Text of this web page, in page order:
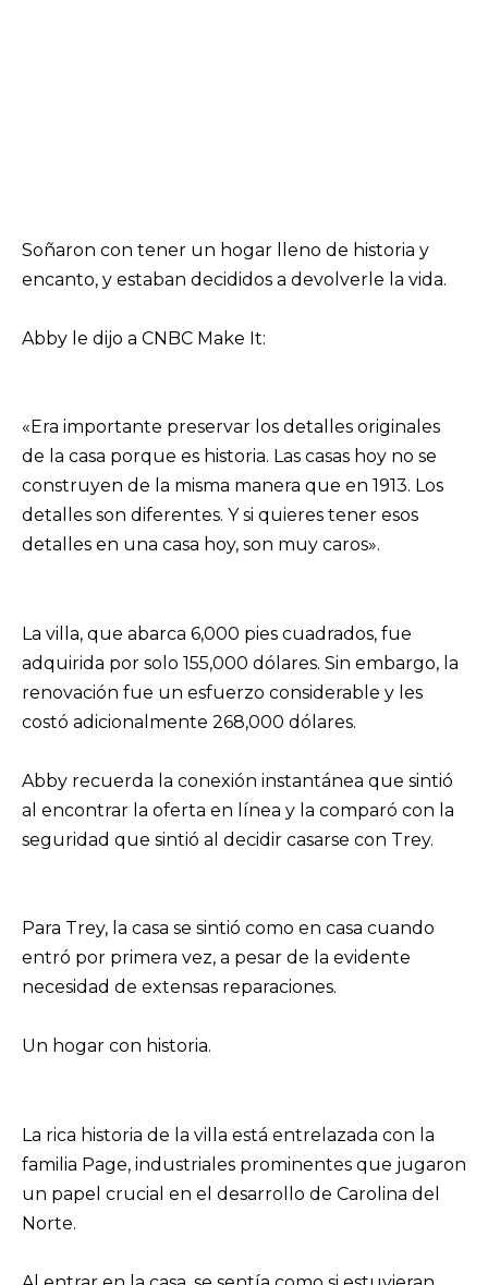
Soñaron con tener un hogar lleno de historia y
encanto, y estaban decididos a devolverle la vida.
Abby le dijo a CNBC Make It:
«Era importante preservar los detalles originales
de la casa porque es historia. Las casas hoy no se
construyen de la misma manera que en 1913. Los
detalles son diferentes. Y si quieres tener esos
detalles en una casa hoy, son muy caros».
La villa, que abarca 6,000 pies cuadrados, fue
adquirida por solo 155,000 dólares. Sin embargo, la
renovación fue un esfuerzo considerable y les
costó adicionalmente 268,000 dólares.
Abby recuerda la conexión instantánea que sintió
al encontrar la oferta en línea y la comparó con la
seguridad que sintió al decidir casarse con Trey.
Para Trey, la casa se sintió como en casa cuando
entró por primera vez, a pesar de la evidente
necesidad de extensas reparaciones.
Un hogar con historia.
La rica historia de la villa está entrelazada con la
familia Page, industriales prominentes que jugaron
un papel crucial en el desarrollo de Carolina del
Norte.